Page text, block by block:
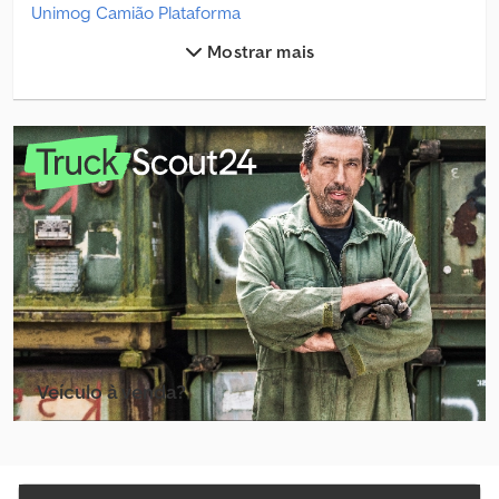
Unimog Camião Plataforma
Unimog Gruas Móveis
Unimog Maquinaria Agrícola
Unimog Maquinário De Construção
Unimog Outras Grades
Unimog Outro Equipamento
Unimog Outros
Unimog Plataforma De Trabalho
Unimog Serviço De Varredor/Rodoviário
Mostrar mais
Veículo à venda?